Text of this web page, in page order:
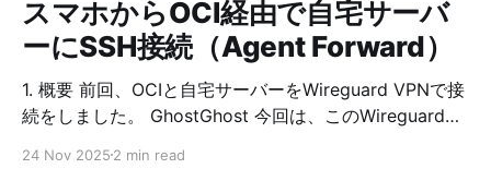
スマホからOCI経由で自宅サーバ
ーにSSH接続（Agent Forward）
1. 概要 前回、OCIと自宅サーバーをWireguard VPNで接
続をしました。 GhostGhost 今回は、このWireguard
バーにSSH接続をさせていきます。 ただし、OCI上に自
24 Nov 2025 2 min read